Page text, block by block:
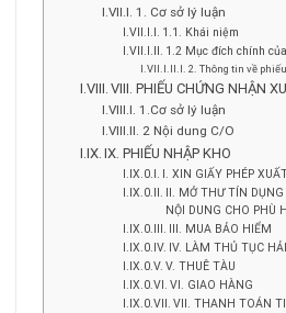
1. Cơ sở lý luận
1.1. Khái niệm
1.2 Mục đích chính
2. Thông tin về
VIII. PHIẾU CHỨNG NHẬN
1.Cơ sở lý luận
2 Nội dung C/O
IX. PHIẾU NHẬP KHO
I. XIN GIẤY PHÉP
II. MỞ THƯ TÍN
NỘI DUNG CHO PHÙ
III. MUA BẢO HIỂM
IV. LÀM THỦ TỤC
V. THUÊ TÀU
VI. GIAO HÀNG
VII. THANH TOÁN